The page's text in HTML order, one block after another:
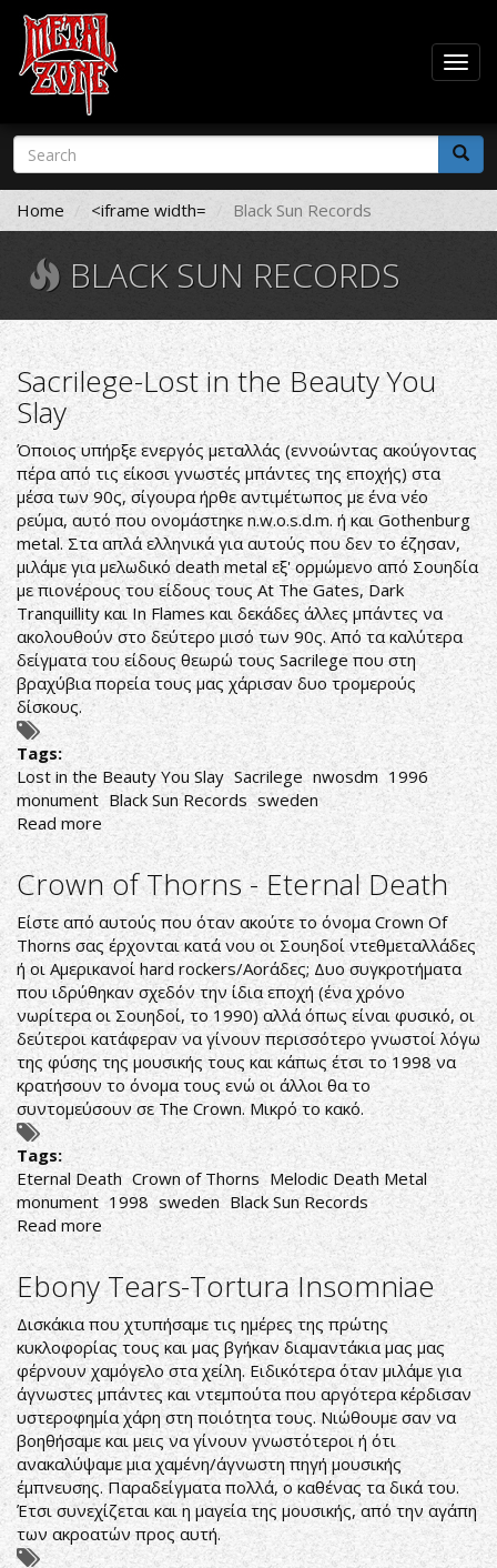
Skip
main
content
Search
form
Search
Home <iframe width= Black Sun Records
BLACK SUN RECORDS
Sacrilege-Lost in the Beauty You
Slay
Όποιος υπήρξε ενεργός μεταλλάς (εννοώντας ακούγοντας
πέρα από τις είκοσι γνωστές μπάντες της εποχής) στα
μέσα των 90ς, σίγουρα ήρθε αντιμέτωπος με ένα νέο
ρεύμα, αυτό που ονομάστηκε n.w.o.s.d.m. ή και Gothenburg
metal. Στα απλά ελληνικά για αυτούς που δεν το έζησαν,
μιλάμε για μελωδικό death metal εξ' ορμώμενο από Σουηδία
με πιονέρους του είδους τους At The Gates, Dark
Tranquillity και In Flames και δεκάδες άλλες μπάντες να
ακολουθούν στο δεύτερο μισό των 90ς. Από τα καλύτερα
δείγματα του είδους θεωρώ τους Sacrilege που στη
βραχύβια πορεία τους μας χάρισαν δυο τρομερούς
δίσκους.
Tags:
Lost in the Beauty You Slay Sacrilege nwosdm 1996
monument Black Sun Records sweden
Read more about
Sacrilege-
Lost
in
the
Beauty
You
Slay
Crown of Thorns - Eternal Death
Είστε από αυτούς που όταν ακούτε το όνομα Crown Of
Thorns σας έρχονται κατά νου οι Σουηδοί ντεθμεταλλάδες
ή οι Αμερικανοί hard rockers/Aorάδες; Δυο συγκροτήματα
που ιδρύθηκαν σχεδόν την ίδια εποχή (ένα χρόνο
νωρίτερα οι Σουηδοί, το 1990) αλλά όπως είναι φυσικό, οι
δεύτεροι κατάφεραν να γίνουν περισσότερο γνωστοί λόγω
της φύσης της μουσικής τους και κάπως έτσι το 1998 να
κρατήσουν το όνομα τους ενώ οι άλλοι θα το
συντομεύσουν σε The Crown. Μικρό το κακό.
Tags:
Eternal Death Crown of Thorns Melodic Death Metal
monument 1998 sweden Black Sun Records
Read moreabout
Crown
of
Thorns
-
Eternal
Death
Ebony Tears-Tortura Insomniae
Δισκάκια που χτυπήσαμε τις ημέρες της πρώτης
κυκλοφορίας τους και μας βγήκαν διαμαντάκια μας μας
φέρνουν χαμόγελο στα χείλη. Ειδικότερα όταν μιλάμε για
άγνωστες μπάντες και ντεμπούτα που αργότερα κέρδισαν
υστεροφημία χάρη στη ποιότητα τους. Νιώθουμε σαν να
βοηθήσαμε και μεις να γίνουν γνωστότεροι ή ότι
ανακαλύψαμε μια χαμένη/άγνωστη πηγή μουσικής
έμπνευσης. Παραδείγματα πολλά, ο καθένας τα δικά του.
Έτσι συνεχίζεται και η μαγεία της μουσικής, από την αγάπη
των ακροατών προς αυτή.